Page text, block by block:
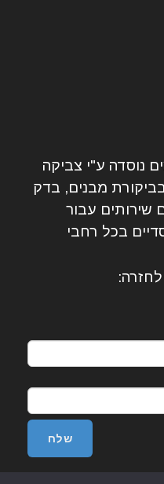
נוסדה ע"י צביקה
ומתמחה בביקורת מבנים, בדק
שירותים עבור
בכל רחבי
לחזרה: